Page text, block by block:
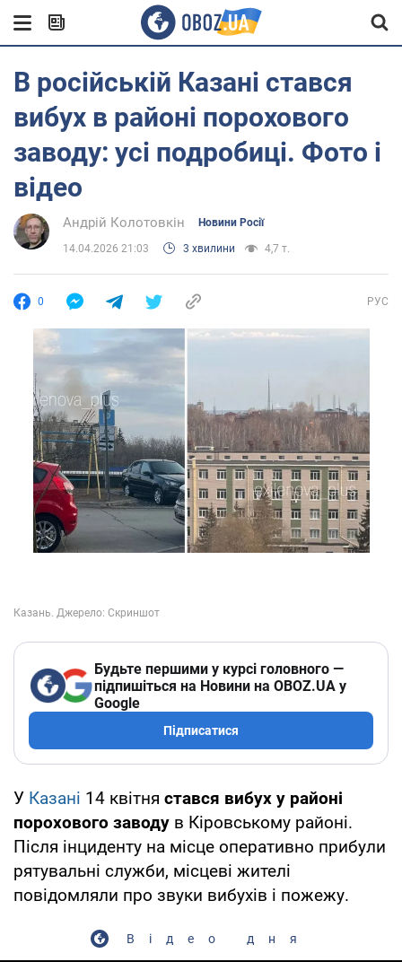
В російській Казані стався
вибух в районі порохового
заводу: усі подробиці. Фото і
відео
Андрій Колотовкін Новини Росії
14.04.2026 21:03 3 хвилини 4,7 т.
0 РУС
Будьте першими у курсі головного —
підпишіться на Новини на OBOZ.UA у
Google
Підписатися
У Казані 14 квітня стався вибух у районі
порохового заводу в Кіровському районі.
Після інциденту на місце оперативно прибули
рятувальні служби, місцеві жителі
повідомляли про звуки вибухів і пожежу.
Відео дня